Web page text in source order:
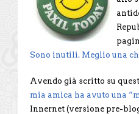
Sono inutili. Meglio una
Avendo già scritto su
mia amica ha avuto una
Innernet (versione pre-